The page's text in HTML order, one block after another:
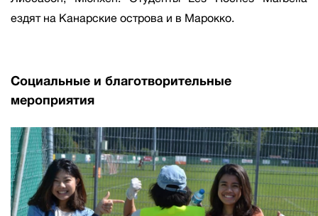
ездят на Канарские острова и в Марокко.
Социальные и благотворительные
мероприятия